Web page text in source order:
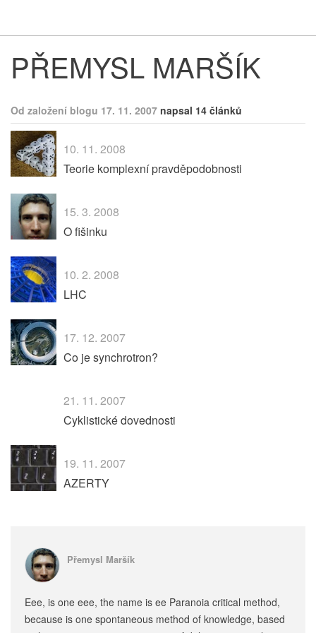
PŘEMYSL MARŠÍK
Od založení blogu 17. 11. 2007 napsal 14 článků
10. 11. 2008
Teorie komplexní pravděpodobnosti
15. 3. 2008
O fišinku
10. 2. 2008
LHC
17. 12. 2007
Co je synchrotron?
21. 11. 2007
Cyklistické dovednosti
19. 11. 2007
AZERTY
Přemysl Maršík
Eee, is one eee, the name is ee Paranoia critical method,
because is one spontaneous method of knowledge, based